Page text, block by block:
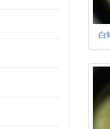
白